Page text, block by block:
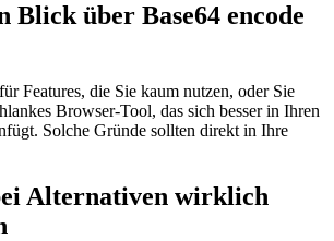
Blick über Base64 encode
Features, die Sie kaum nutzen, oder Sie
Browser‑Tool, das sich besser in Ihren
Solche Gründe sollten direkt in Ihre
Alternativen wirklich